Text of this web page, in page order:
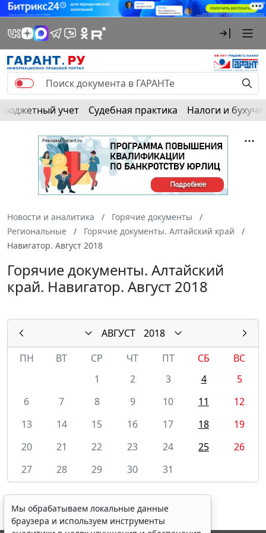
Бюджетный учет Судебная практика Налоги и
Новости и аналитика
Горячие документы
Региональные
Горячие документы. Алтайский край
Навигатор. Август 2018
Горячие документы. Алтайский
край. Навигатор. Август 2018
АВГУСТ
2018
ПН
ВТ СР ЧТ ПТ СБ
ВС
1
2 3 4
5
6
7 8 9 10 11
12
13
14 15 16 17 18
19
20
21 22 23 24 25
26
27
28 29 30 31
Мы обрабатываем локальные данные
браузера и используем инструменты